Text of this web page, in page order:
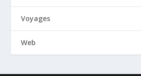
Voyages
Web